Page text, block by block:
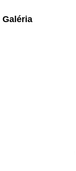
Galéria